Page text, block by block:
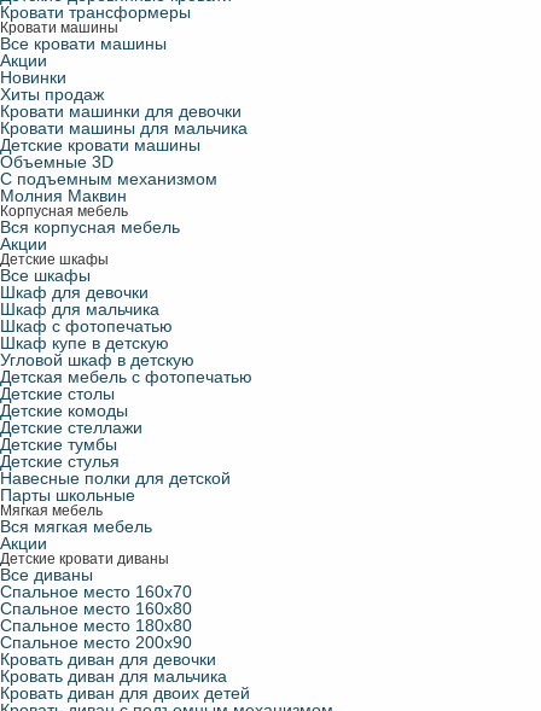
Кровати трансформеры
Кровати машины
Все кровати машины
Акции
Новинки
Хиты продаж
Кровати машинки для девочки
Кровати машины для мальчика
Детские кровати машины
Объемные 3D
С подъемным механизмом
Молния Маквин
Корпусная мебель
Вся корпусная мебель
Акции
Детские шкафы
Все шкафы
Шкаф для девочки
Шкаф для мальчика
Шкаф с фотопечатью
Шкаф купе в детскую
Угловой шкаф в детскую
Детская мебель с фотопечатью
Детские столы
Детские комоды
Детские стеллажи
Детские тумбы
Детские стулья
Навесные полки для детской
Парты школьные
Мягкая мебель
Вся мягкая мебель
Акции
Детские кровати диваны
Все диваны
Спальное место 160х70
Спальное место 160х80
Спальное место 180х80
Спальное место 200х90
Кровать диван для девочки
Кровать диван для мальчика
Кровать диван для двоих детей